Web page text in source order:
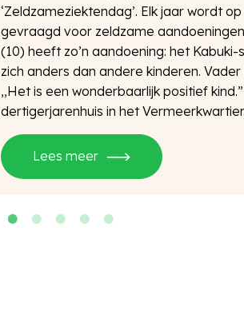
‘Zeldzameziektendag’. Elk jaar wordt
gevraagd voor zeldzame
(10) heeft zo’n aandoening: het
zich anders dan andere kinderen.
,,Het is een wonderbaarlijk positief
dertigerjarenhuis in het
Lees meer